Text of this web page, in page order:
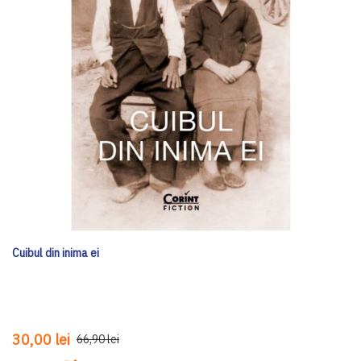
Cuibul din inima ei
30,00 lei 66,90 lei